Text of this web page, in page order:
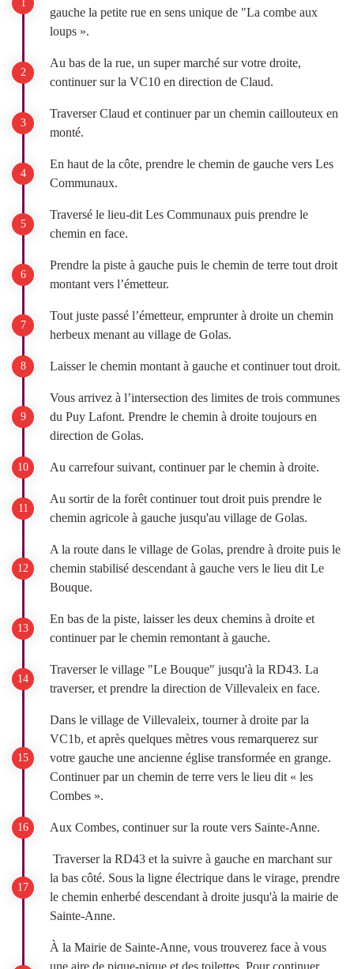
gauche la petite rue en sens unique de "La combe aux
loups ».
Au bas de la rue, un super marché sur votre droite,
continuer sur la VC10 en direction de Claud.
Traverser Claud et continuer par un chemin caillouteux en
monté.
En haut de la côte, prendre le chemin de gauche vers Les
Communaux.
Traversé le lieu-dit Les Communaux puis prendre le
chemin en face.
Prendre la piste à gauche puis le chemin de terre tout droit
montant vers l’émetteur.
Tout juste passé l’émetteur, emprunter à droite un chemin
herbeux menant au village de Golas.
Laisser le chemin montant à gauche et continuer tout droit.
Vous arrivez à l’intersection des limites de trois communes
du Puy Lafont. Prendre le chemin à droite toujours en
direction de Golas.
Au carrefour suivant, continuer par le chemin à droite.
Au sortir de la forêt continuer tout droit puis prendre le
chemin agricole à gauche jusqu'au village de Golas.
A la route dans le village de Golas, prendre à droite puis le
chemin stabilisé descendant à gauche vers le lieu dit Le
Bouque.
En bas de la piste, laisser les deux chemins à droite et
continuer par le chemin remontant à gauche.
Traverser le village "Le Bouque" jusqu'à la RD43. La
traverser, et prendre la direction de Villevaleix en face.
Dans le village de Villevaleix, tourner à droite par la
VC1b, et après quelques mètres vous remarquerez sur
votre gauche une ancienne église transformée en grange.
Continuer par un chemin de terre vers le lieu dit « les
Combes ».
Aux Combes, continuer sur la route vers Sainte-Anne.
Traverser la RD43 et la suivre à gauche en marchant sur
la bas côté. Sous la ligne électrique dans le virage, prendre
le chemin enherbé descendant à droite jusqu'à la mairie de
Sainte-Anne.
À la Mairie de Sainte-Anne, vous trouverez face à vous
une aire de pique-nique et des toilettes. Pour continuer